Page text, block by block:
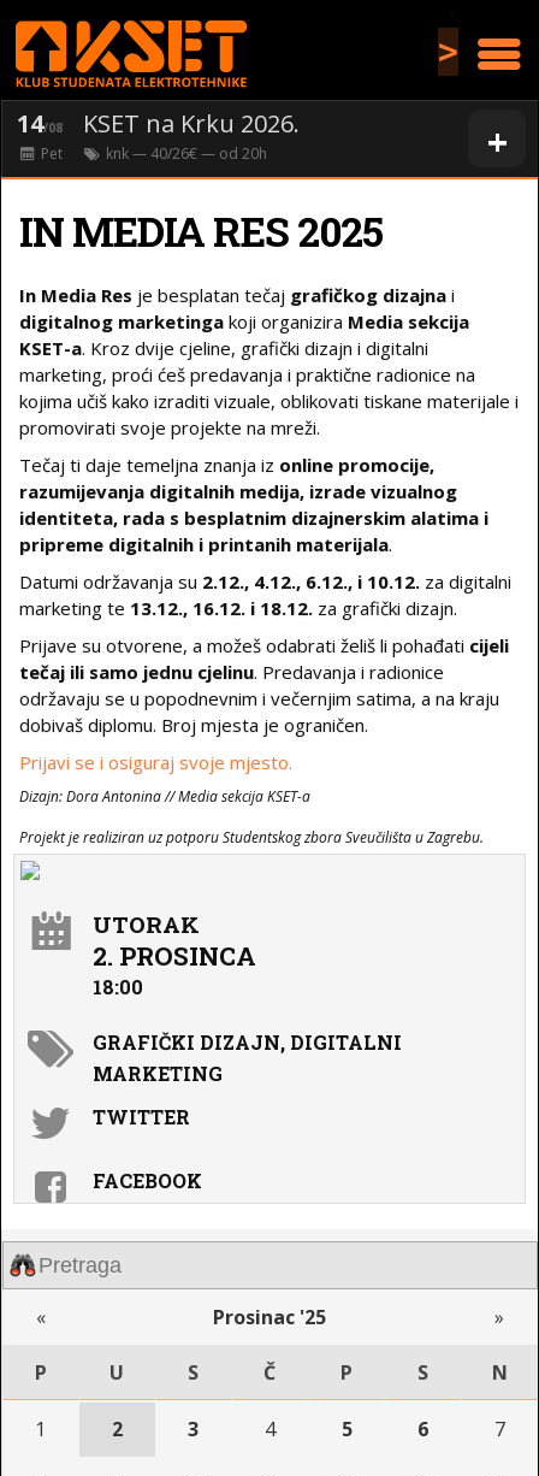
>
+
14/08 KSET na Krku 2026.
Pet knk— 40/26€ — od 20h
IN MEDIA RES 2025
In Media Res je besplatan tečaj grafičkog dizajna i
digitalnog marketinga koji organizira Media sekcija
KSET-a. Kroz dvije cjeline, grafički dizajn i digitalni
marketing, proći ćeš predavanja i praktične radionice na
kojima učiš kako izraditi vizuale, oblikovati tiskane materijale i
promovirati svoje projekte na mreži.
Tečaj ti daje temeljna znanja iz online promocije,
razumijevanja digitalnih medija, izrade vizualnog
identiteta, rada s besplatnim dizajnerskim alatima i
pripreme digitalnih i printanih materijala.
Datumi održavanja su 2.12., 4.12., 6.12., i 10.12. za digitalni
marketing te 13.12., 16.12. i 18.12. za grafički dizajn.
Prijave su otvorene, a možeš odabrati želiš li pohađati cijeli
tečaj ili samo jednu cjelinu. Predavanja i radionice
održavaju se u popodnevnim i večernjim satima, a na kraju
dobivaš diplomu. Broj mjesta je ograničen.
Prijavi se i osiguraj svoje mjesto.
Dizajn: Dora Antonina // Media sekcija KSET-a
Projekt je realiziran uz potporu Studentskog zbora Sveučilišta u Zagrebu.
UTORAK
2. PROSINCA
18:00
GRAFIČKI DIZAJN, DIGITALNI
MARKETING
TWITTER
FACEBOOK
« Prosinac '25 »
P U S Č P S N
1 2 3 4 5 6 7